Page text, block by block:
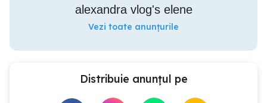
alexandra vlog's elene
Vezi toate anunțurile
Distribuie anunțul pe